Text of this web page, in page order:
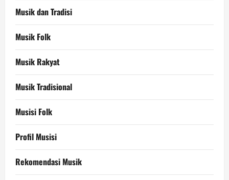
Musik dan Tradisi
Musik Folk
Musik Rakyat
Musik Tradisional
Musisi Folk
Profil Musisi
Rekomendasi Musik